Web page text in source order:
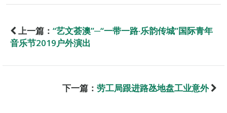
上一篇： “艺文荟澳”─“一带一路‧乐韵传城”国际青年
音乐节2019户外演出
下一篇： 劳工局跟进路氹地盘工业意外